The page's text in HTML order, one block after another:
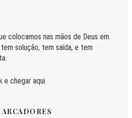
colocamos nas mãos de Deus em
solução, tem saída, e tem
e chegar aqui